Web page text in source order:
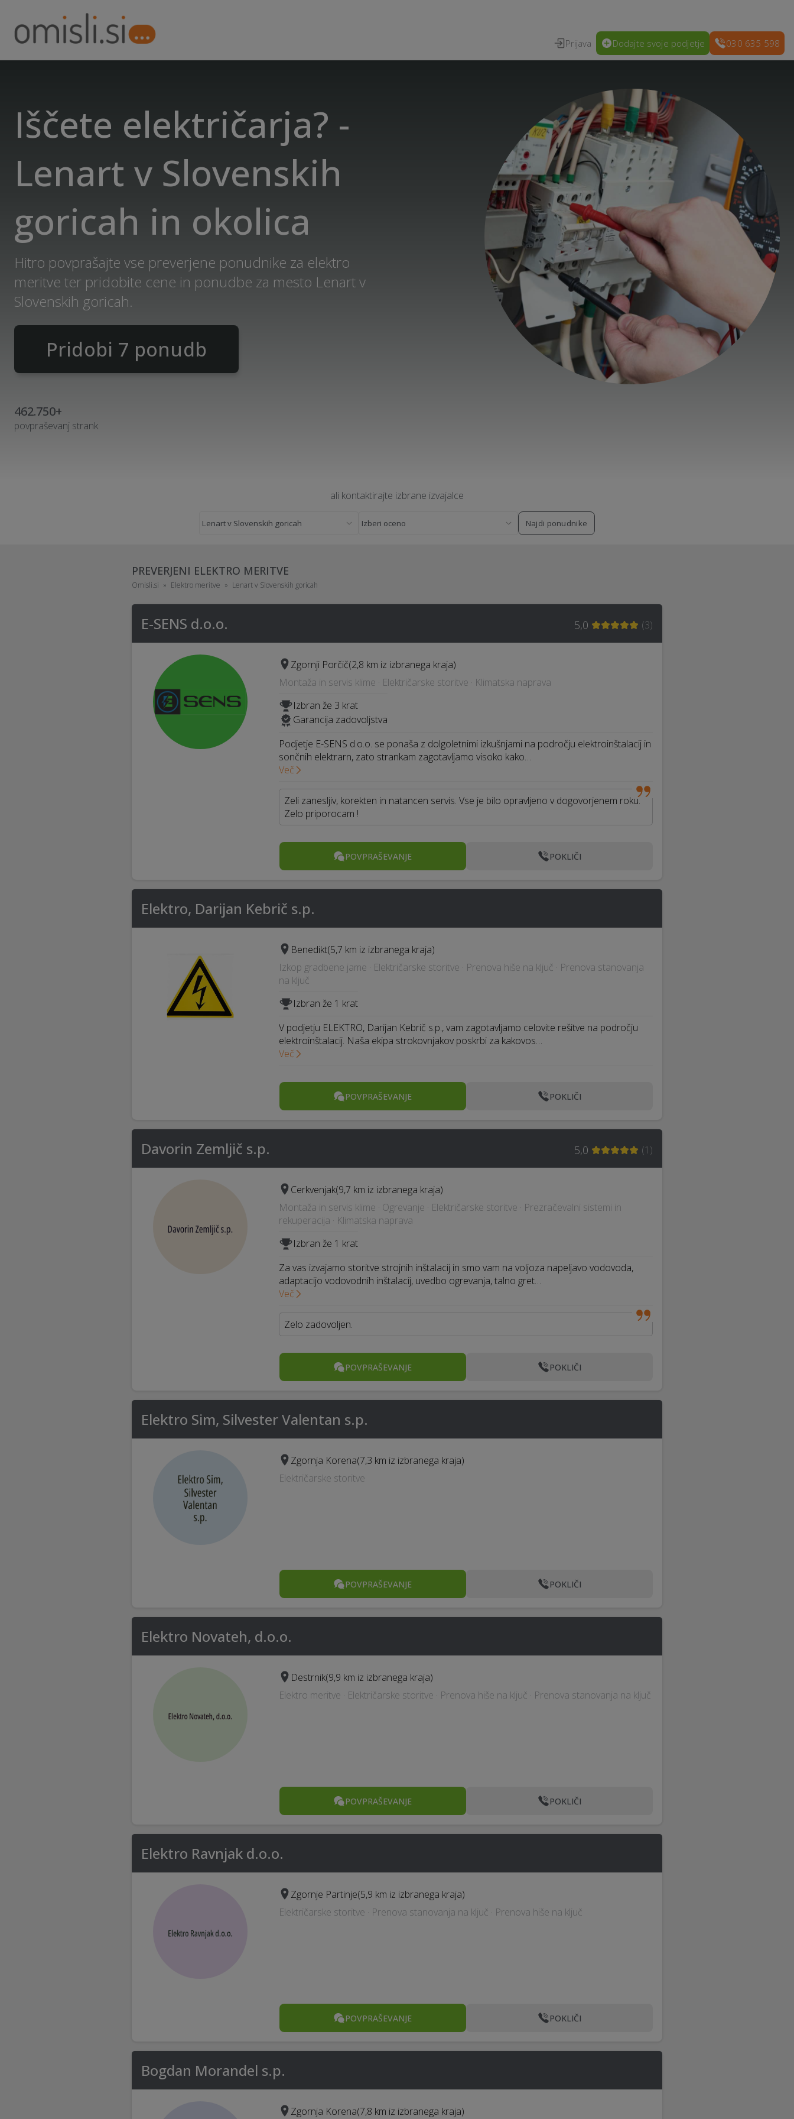
Prijava Dodajte svoje podjetje 030 635 598
Iščete električarja? -
Lenart v Slovenskih
goricah in okolica
Hitro povprašajte vse preverjene ponudnike za elektro
meritve ter pridobite cene in ponudbe za mesto Lenart v
Slovenskih goricah.
Pridobi 7 ponudb
462.750+
povpraševanj strank
ali kontaktirajte izbrane izvajalce
Najdi ponudnike
PREVERJENI ELEKTRO MERITVE
Omisli.si Elektro meritve Lenart v Slovenskih goricah
E-SENS d.o.o. 5,0 (3)
Zgornji Porčič(2,8 km iz izbranega kraja)
Montaža in servis klime · Električarske storitve · Klimatska naprava
Izbran že 3 krat
Garancija zadovoljstva
Podjetje E-SENS d.o.o. se ponaša z dolgoletnimi izkušnjami na področju elektroinštalacij in
sončnih elektrarn, zato strankam zagotavljamo visoko kako…
Več
Zeli zanesljiv, korekten in natancen servis. Vse je bilo opravljeno v dogovorjenem roku.
Zelo priporocam !
POVPRAŠEVANJE POKLIČI
Elektro, Darijan Kebrič s.p.
Benedikt(5,7 km iz izbranega kraja)
Izkop gradbene jame · Električarske storitve · Prenova hiše na ključ · Prenova stanovanja
na ključ
Izbran že 1 krat
V podjetju ELEKTRO, Darijan Kebrič s.p., vam zagotavljamo celovite rešitve na področju
elektroinštalacij. Naša ekipa strokovnjakov poskrbi za kakovos…
Več
POVPRAŠEVANJE POKLIČI
Davorin Zemljič s.p. 5,0 (1 )
Cerkvenjak(9,7 km iz izbranega kraja)
Montaža in servis klime · Ogrevanje · Električarske storitve · Prezračevalni sistemi in
rekuperacija · Klimatska naprava
Izbran že 1 krat
Za vas izvajamo storitve strojnih inštalacij in smo vam na voljoza napeljavo vodovoda,
adaptacijo vodovodnih inštalacij, uvedbo ogrevanja, talno gret…
Več
Zelo zadovoljen.
POVPRAŠEVANJE POKLIČI
Elektro Sim, Silvester Valentan s.p.
Zgornja Korena(7,3 km iz izbranega kraja)
Električarske storitve
POVPRAŠEVANJE POKLIČI
Elektro Novateh, d.o.o.
Destrnik(9,9 km iz izbranega kraja)
Elektro meritve · Električarske storitve · Prenova hiše na ključ · Prenova stanovanja na ključ
POVPRAŠEVANJE POKLIČI
Elektro Ravnjak d.o.o.
Zgornje Partinje(5,9 km iz izbranega kraja)
Električarske storitve · Prenova stanovanja na ključ · Prenova hiše na ključ
POVPRAŠEVANJE POKLIČI
Bogdan Morandel s.p.
Zgornja Korena(7,8 km iz izbranega kraja)